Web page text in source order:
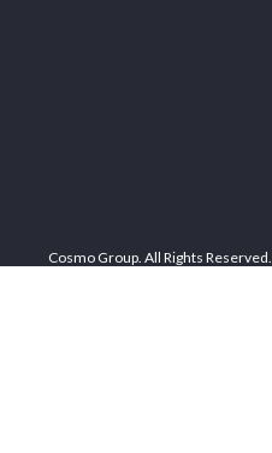
Cosmo Group. All Rights Reserved.